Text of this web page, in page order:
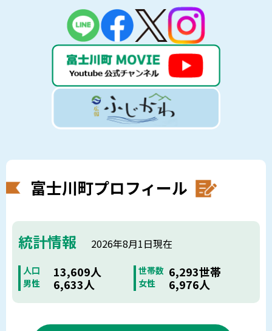
富士川町プロフィール
統計情報 2026年8月1日現在
人口 13,609人 世帯数 6,293世帯
男性 6,633人 女性 6,976人